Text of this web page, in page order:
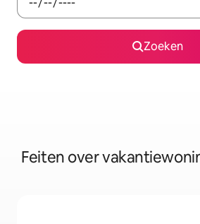
Zoeken
Feiten over